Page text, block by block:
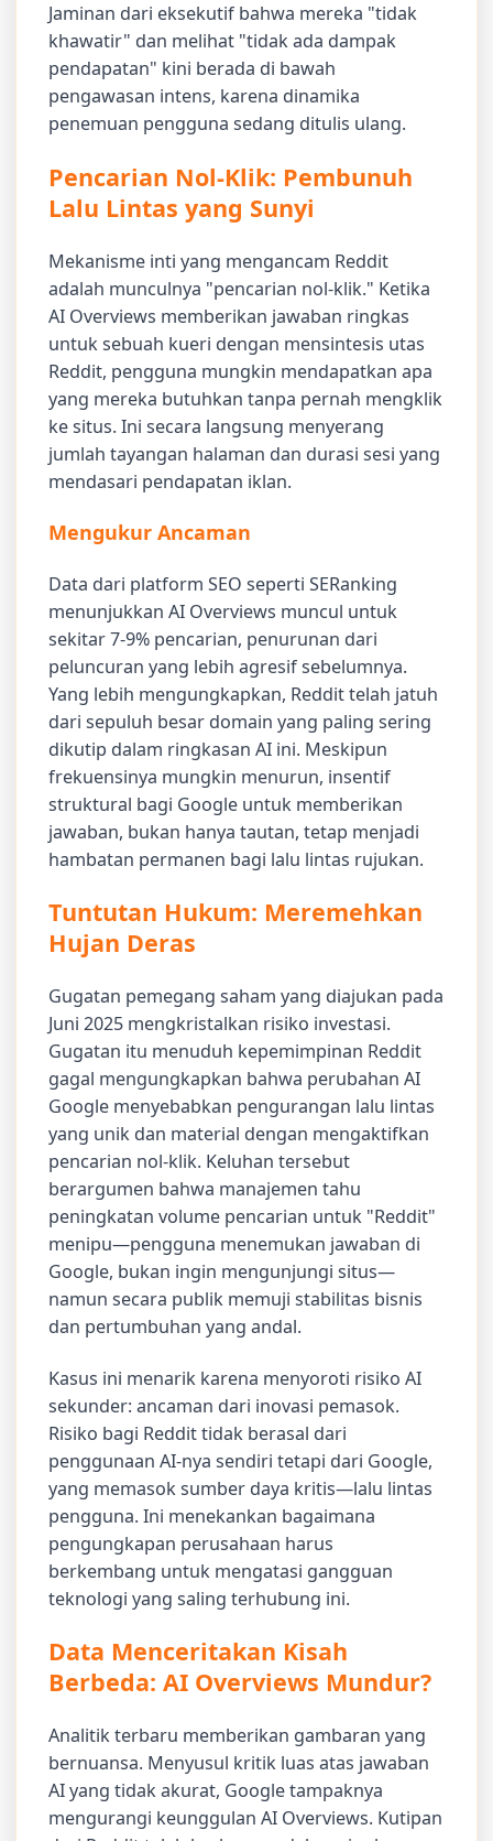
Jaminan dari eksekutif bahwa mereka "tidak
khawatir" dan melihat "tidak ada dampak
pendapatan" kini berada di bawah
pengawasan intens, karena dinamika
penemuan pengguna sedang ditulis ulang.
Pencarian Nol-Klik: Pembunuh
Lalu Lintas yang Sunyi
Mekanisme inti yang mengancam Reddit
adalah munculnya "pencarian nol-klik." Ketika
AI Overviews memberikan jawaban ringkas
untuk sebuah kueri dengan mensintesis utas
Reddit, pengguna mungkin mendapatkan apa
yang mereka butuhkan tanpa pernah mengklik
ke situs. Ini secara langsung menyerang
jumlah tayangan halaman dan durasi sesi yang
mendasari pendapatan iklan.
Mengukur Ancaman
Data dari platform SEO seperti SERanking
menunjukkan AI Overviews muncul untuk
sekitar 7-9% pencarian, penurunan dari
peluncuran yang lebih agresif sebelumnya.
Yang lebih mengungkapkan, Reddit telah jatuh
dari sepuluh besar domain yang paling sering
dikutip dalam ringkasan AI ini. Meskipun
frekuensinya mungkin menurun, insentif
struktural bagi Google untuk memberikan
jawaban, bukan hanya tautan, tetap menjadi
hambatan permanen bagi lalu lintas rujukan.
Tuntutan Hukum: Meremehkan
Hujan Deras
Gugatan pemegang saham yang diajukan pada
Juni 2025 mengkristalkan risiko investasi.
Gugatan itu menuduh kepemimpinan Reddit
gagal mengungkapkan bahwa perubahan AI
Google menyebabkan pengurangan lalu lintas
yang unik dan material dengan mengaktifkan
pencarian nol-klik. Keluhan tersebut
berargumen bahwa manajemen tahu
peningkatan volume pencarian untuk "Reddit"
menipu—pengguna menemukan jawaban di
Google, bukan ingin mengunjungi situs—
namun secara publik memuji stabilitas bisnis
dan pertumbuhan yang andal.
Kasus ini menarik karena menyoroti risiko AI
sekunder: ancaman dari inovasi pemasok.
Risiko bagi Reddit tidak berasal dari
penggunaan AI-nya sendiri tetapi dari Google,
yang memasok sumber daya kritis—lalu lintas
pengguna. Ini menekankan bagaimana
pengungkapan perusahaan harus
berkembang untuk mengatasi gangguan
teknologi yang saling terhubung ini.
Data Menceritakan Kisah
Berbeda: AI Overviews Mundur?
Analitik terbaru memberikan gambaran yang
bernuansa. Menyusul kritik luas atas jawaban
AI yang tidak akurat, Google tampaknya
mengurangi keunggulan AI Overviews. Kutipan